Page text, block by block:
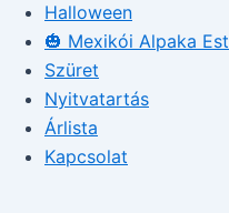
Halloween
🎃 Mexikói Alpaka Est
Szüret
Nyitvatartás
Árlista
Kapcsolat